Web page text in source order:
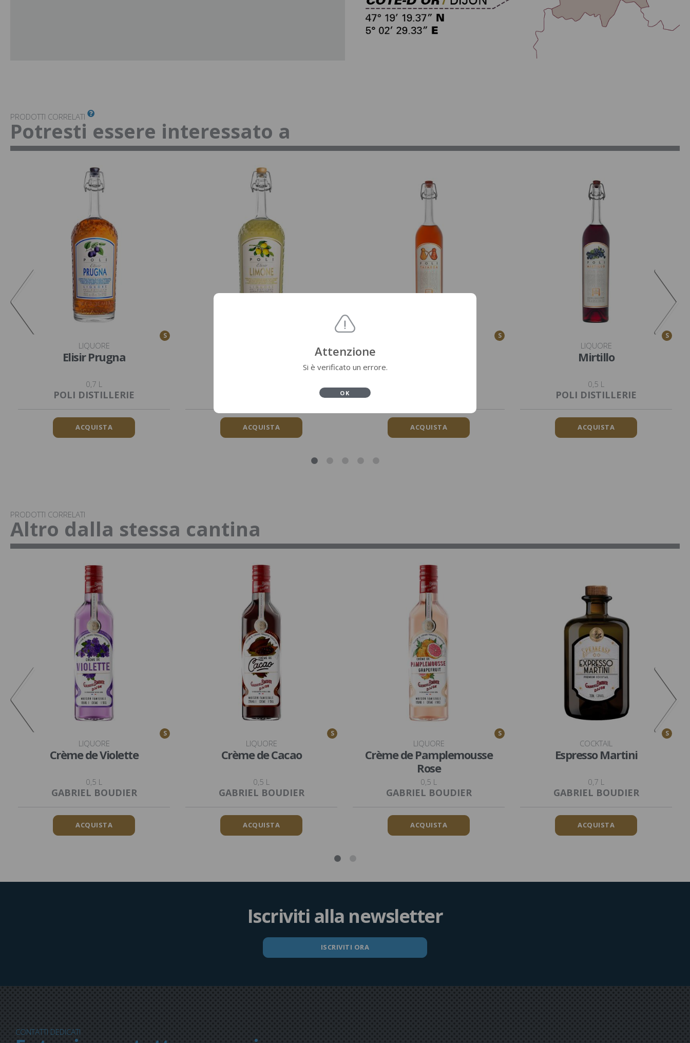
PRODOTTI CORRELATI
Potresti essere interessato a
S
LIQUORE
Elisir Prugna
0,7 L
POLI DISTILLERIE
ACQUISTA ACQUISTA
S
ACQUISTA
S
LIQUORE
Mirtillo
0,5 L
POLI DISTILLERIE
ACQUISTA
PRODOTTI CORRELATI
Altro dalla stessa cantina
S
LIQUORE
Crème de Violette
0,5 L
GABRIEL BOUDIER
ACQUISTA
S
LIQUORE
Crème de Cacao
0,5 L
GABRIEL BOUDIER
ACQUISTA
S
LIQUORE
Crème de Pamplemousse
Rose
0,5 L
GABRIEL BOUDIER
ACQUISTA
S
COCKTAIL
Espresso Martini
0,7 L
GABRIEL BOUDIER
ACQUISTA
Iscriviti alla newsletter
ISCRIVITI ORA
CONTATTI DEDICATI
Attenzione
Si è verificato un errore.
OK